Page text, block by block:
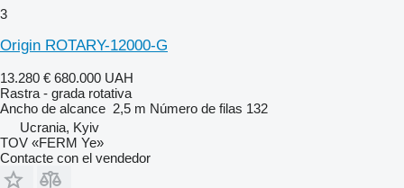
3
Origin ROTARY-12000-G
13.280 € 680.000 UAH
Rastra - grada rotativa
Ancho de alcance 2,5 m Número de filas 132
Ucrania, Kyiv
TOV «FERM Ye»
Contacte con el vendedor